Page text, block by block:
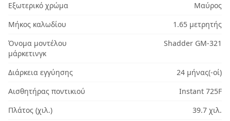
Εξωτερικό χρώμα
Μαύρος
Μήκος καλωδίου
1.65 μετρητής
Όνομα μοντέλου
μάρκετινγκ
Shadder GM-321
Διάρκεια εγγύησης
24 μήνας(-οί)
Αισθητήρας ποντικιού
Instant 725F
Πλάτος (χιλ.)
39.7 χιλ.